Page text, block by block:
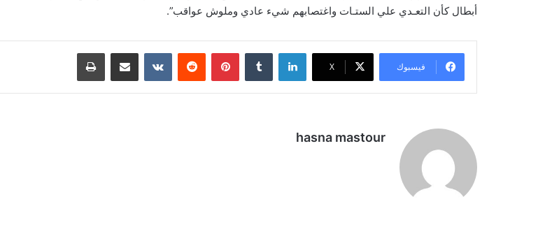
أبطال كأن التعـدي علي الستـات واغتصابهم شيء عادي وملوش عواقب”.
فيسبوك ‫X
لينكدإن بينتيريست مشاركة عبر البريد طباعة
hasna mastour